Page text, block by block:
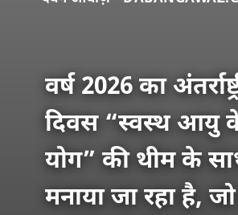
वर्ष 2026 का
दिवस “स्वस्थ आयु
योग” की थीम के
मनाया जा रहा है,